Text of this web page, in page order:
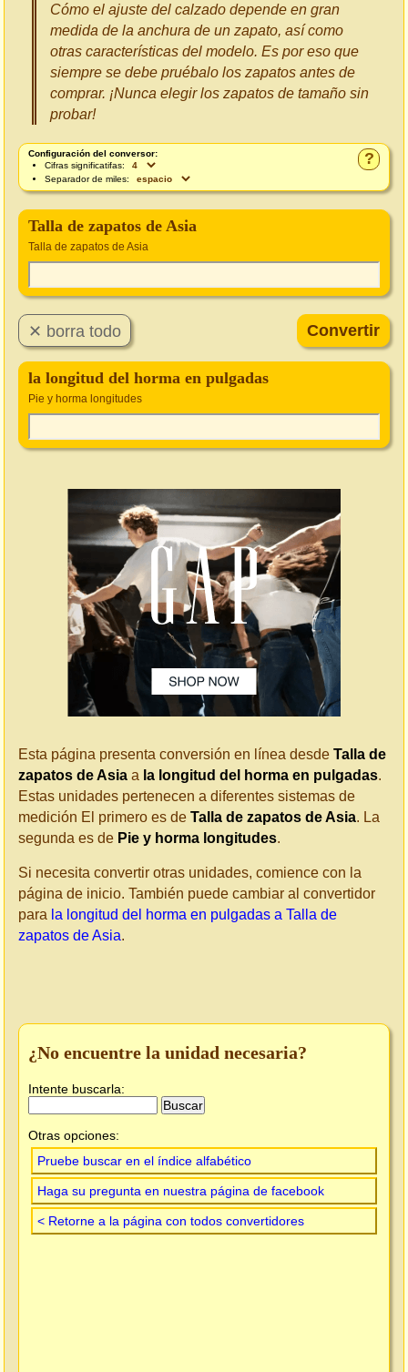
Cómo el ajuste del calzado depende en gran
medida de la anchura de un zapato, así como
otras características del modelo. Es por eso que
siempre se debe pruébalo los zapatos antes de
comprar. ¡Nunca elegir los zapatos de tamaño sin
probar!
?
Configuración del conversor:
Cifras significatifas:
Separador de miles:
Talla de zapatos de Asia
Talla de zapatos de Asia
la longitud del horma en pulgadas
Pie y horma longitudes
Esta página presenta conversión en línea desde Talla de
zapatos de Asia a la longitud del horma en pulgadas.
Estas unidades pertenecen a diferentes sistemas de
medición El primero es de Talla de zapatos de Asia. La
segunda es de Pie y horma longitudes.
Si necesita convertir otras unidades, comience con la
página de inicio. También puede cambiar al convertidor
para la longitud del horma en pulgadas a Talla de
zapatos de Asia.
¿No encuentre la unidad necesaria?
Intente buscarla:
Otras opciones:
Pruebe buscar en el índice alfabético
Haga su pregunta en nuestra página de facebook
< Retorne a la página con todos convertidores